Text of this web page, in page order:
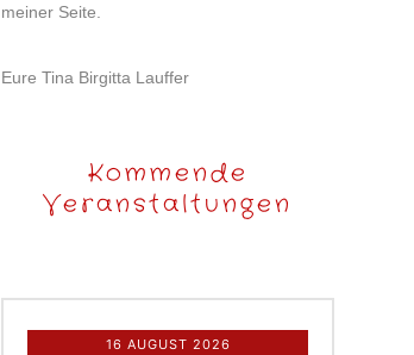
meiner Seite.
Eure Tina Birgitta Lauffer
Kommende
Veranstaltungen
16 AUGUST 2026